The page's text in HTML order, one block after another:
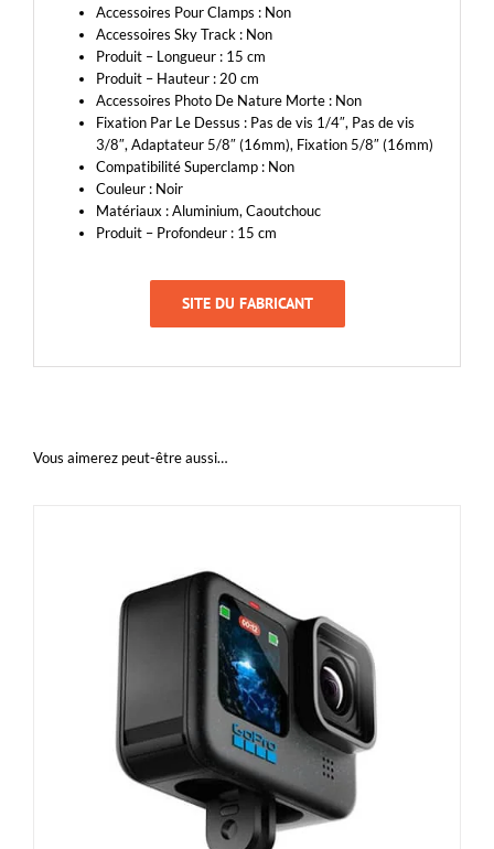
Accessoires Pour Clamps : Non
Accessoires Sky Track : Non
Produit – Longueur : 15 cm
Produit – Hauteur : 20 cm
Accessoires Photo De Nature Morte : Non
Fixation Par Le Dessus : Pas de vis 1/4″, Pas de vis
3/8″, Adaptateur 5/8″ (16mm), Fixation 5/8″ (16mm)
Compatibilité Superclamp : Non
Couleur : Noir
Matériaux : Aluminium, Caoutchouc
Produit – Profondeur : 15 cm
SITE DU FABRICANT
Vous aimerez peut-être aussi…